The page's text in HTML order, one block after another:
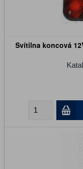
Svítilna koncová